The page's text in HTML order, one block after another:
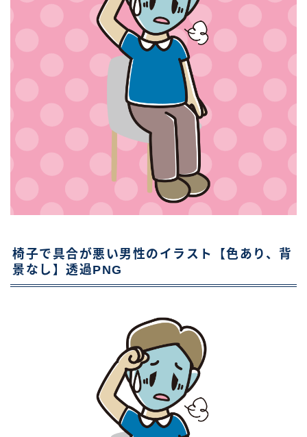
椅子で具合が悪い男性のイラスト【色あり、背
景なし】透過PNG